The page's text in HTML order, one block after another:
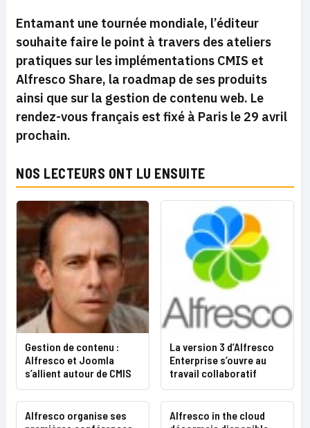
Entamant une tournée mondiale, l’éditeur
souhaite faire le point à travers des ateliers
pratiques sur les implémentations CMIS et
Alfresco Share, la roadmap de ses produits
ainsi que sur la gestion de contenu web. Le
rendez-vous français est fixé à Paris le 29 avril
prochain.
NOS LECTEURS ONT LU ENSUITE
Gestion de contenu :
Alfresco et Joomla
s’allient autour de CMIS
La version 3 d’Alfresco
Enterprise s’ouvre au
travail collaboratif
Alfresco organise ses
Alfresco in the cloud